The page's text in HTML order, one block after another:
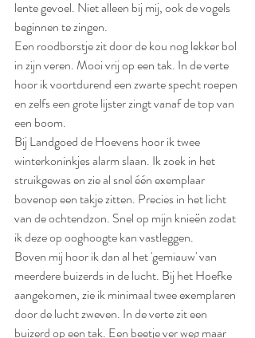
lente gevoel. Niet alleen bij mij, ook de vogels
beginnen te zingen.
Een roodborstje zit door de kou nog lekker bol
in zijn veren. Mooi vrij op een tak. In de verte
hoor ik voortdurend een zwarte specht roepen
en zelfs een grote lijster zingt vanaf de top van
een boom.
Bij Landgoed de Hoevens hoor ik twee
winterkoninkjes alarm slaan. Ik zoek in het
struikgewas en zie al snel één exemplaar
bovenop een takje zitten. Precies in het licht
van de ochtendzon. Snel op mijn knieën zodat
ik deze op ooghoogte kan vastleggen.
Boven mij hoor ik dan al het 'gemiauw' van
meerdere buizerds in de lucht. Bij het Hoefke
aangekomen, zie ik minimaal twee exemplaren
door de lucht zweven. In de verte zit een
buizerd op een tak. Een beetje ver weg maar